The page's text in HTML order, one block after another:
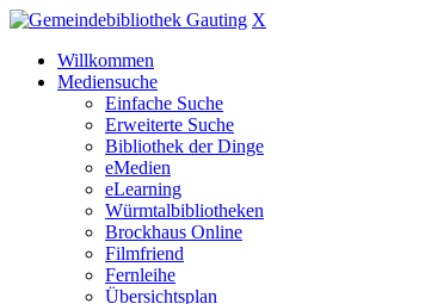
X
Willkommen
Mediensuche
Einfache Suche
Erweiterte Suche
Bibliothek der Dinge
eMedien
eLearning
Würmtalbibliotheken
Brockhaus Online
Filmfriend
Fernleihe
Übersichtsplan